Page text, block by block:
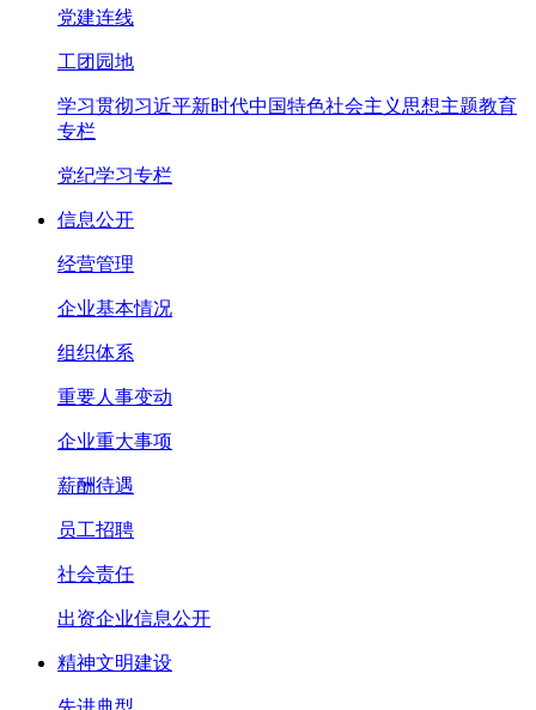
党建连线
工团园地
学习贯彻习近平新时代中国特色社会主义思想主题教育
专栏
党纪学习专栏
信息公开
经营管理
企业基本情况
组织体系
重要人事变动
企业重大事项
薪酬待遇
员工招聘
社会责任
出资企业信息公开
精神文明建设